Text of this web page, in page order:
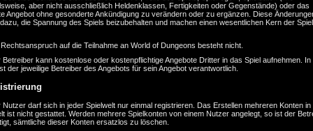
aber nicht ausschließlich Heldenklassen, Fertigkeiten oder Gegenstände) oder das
Angebot ohne gesonderte Ankündigung zu verändern oder zu ergänzen. Diese
die Spannung des Spiels beizubehalten und machen einen wesentlichen Kern der
auf die Teilnahme an World of Dungeons besteht nicht.
Betreiber kann kostenlose oder kostenpflichtige Angebote Dritter in das Spiel aufnehmen. In
der jeweilige Betreiber des Angebots für sein Angebot verantwortlich.
Nutzer darf sich in jeder Spielwelt nur einmal registrieren. Das Erstellen mehreren Konten in
ist nicht gestattet. Werden mehrere Spielkonten von einem Nutzer angelegt, so ist der
sämtliche dieser Konten ersatzlos zu löschen.